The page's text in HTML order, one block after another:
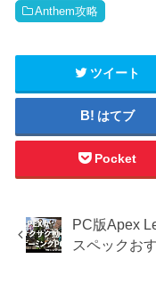
Anthem攻略
ツイート
はてブ
Pocket
PC版Apex
スペックお